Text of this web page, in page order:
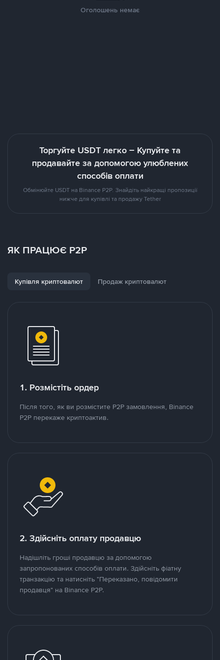
Оголошень немає
Торгуйте USDT легко – Купуйте та
продавайте за допомогою улюблених
способів оплати
Обмінюйте USDT на Binance P2P. Знайдіть найкращі пропозиції
нижче для купівлі та продажу Tether
ЯК ПРАЦЮЄ P2P
Купівля криптовалют Продаж криптовалют
1. Розмістіть ордер
Після того, як ви розмістите P2P замовлення, Binance
P2P перекаже криптоактив.
2. Здійсніть оплату продавцю
Надішліть гроші продавцю за допомогою
запропонованих способів оплати. Здійсніть фіатну
транзакцію та натисніть "Переказано, повідомити
продавця" на Binance P2P.